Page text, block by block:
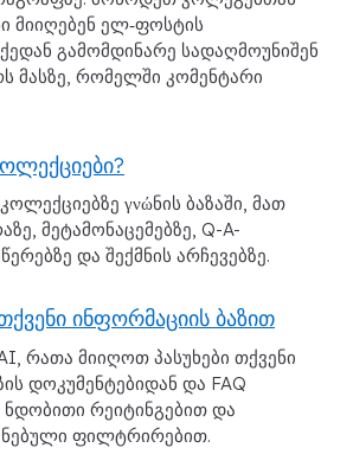
მიიღებენ ელ‑ფოსტის
გამომდინარე სადაღმოუნიშენ
მასზე, რომელში კომენტარი
γνώნის ბაზაში, მათ
მეტამონაცემებზე, Q-A-
და შექმნის არჩევებზე.
ინფორმაციის ბაზით
რათა მიიღოთ პასუხები თქვენი
დოკუმენტებიდან და FAQ
რეიტინგებით და
ფილტრირებით.